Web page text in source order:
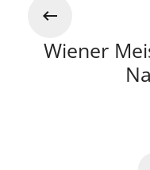
Wiener